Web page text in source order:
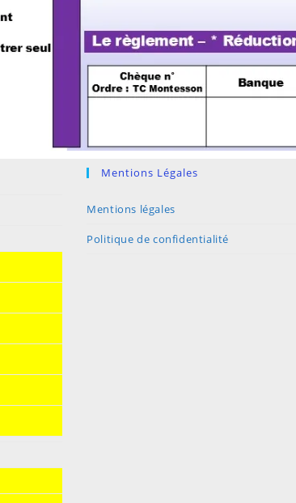
Mentions Légales
Mentions légales
Politique de confidentialité